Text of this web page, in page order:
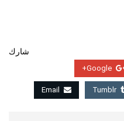
شارك
Google+
Tumblr
Email